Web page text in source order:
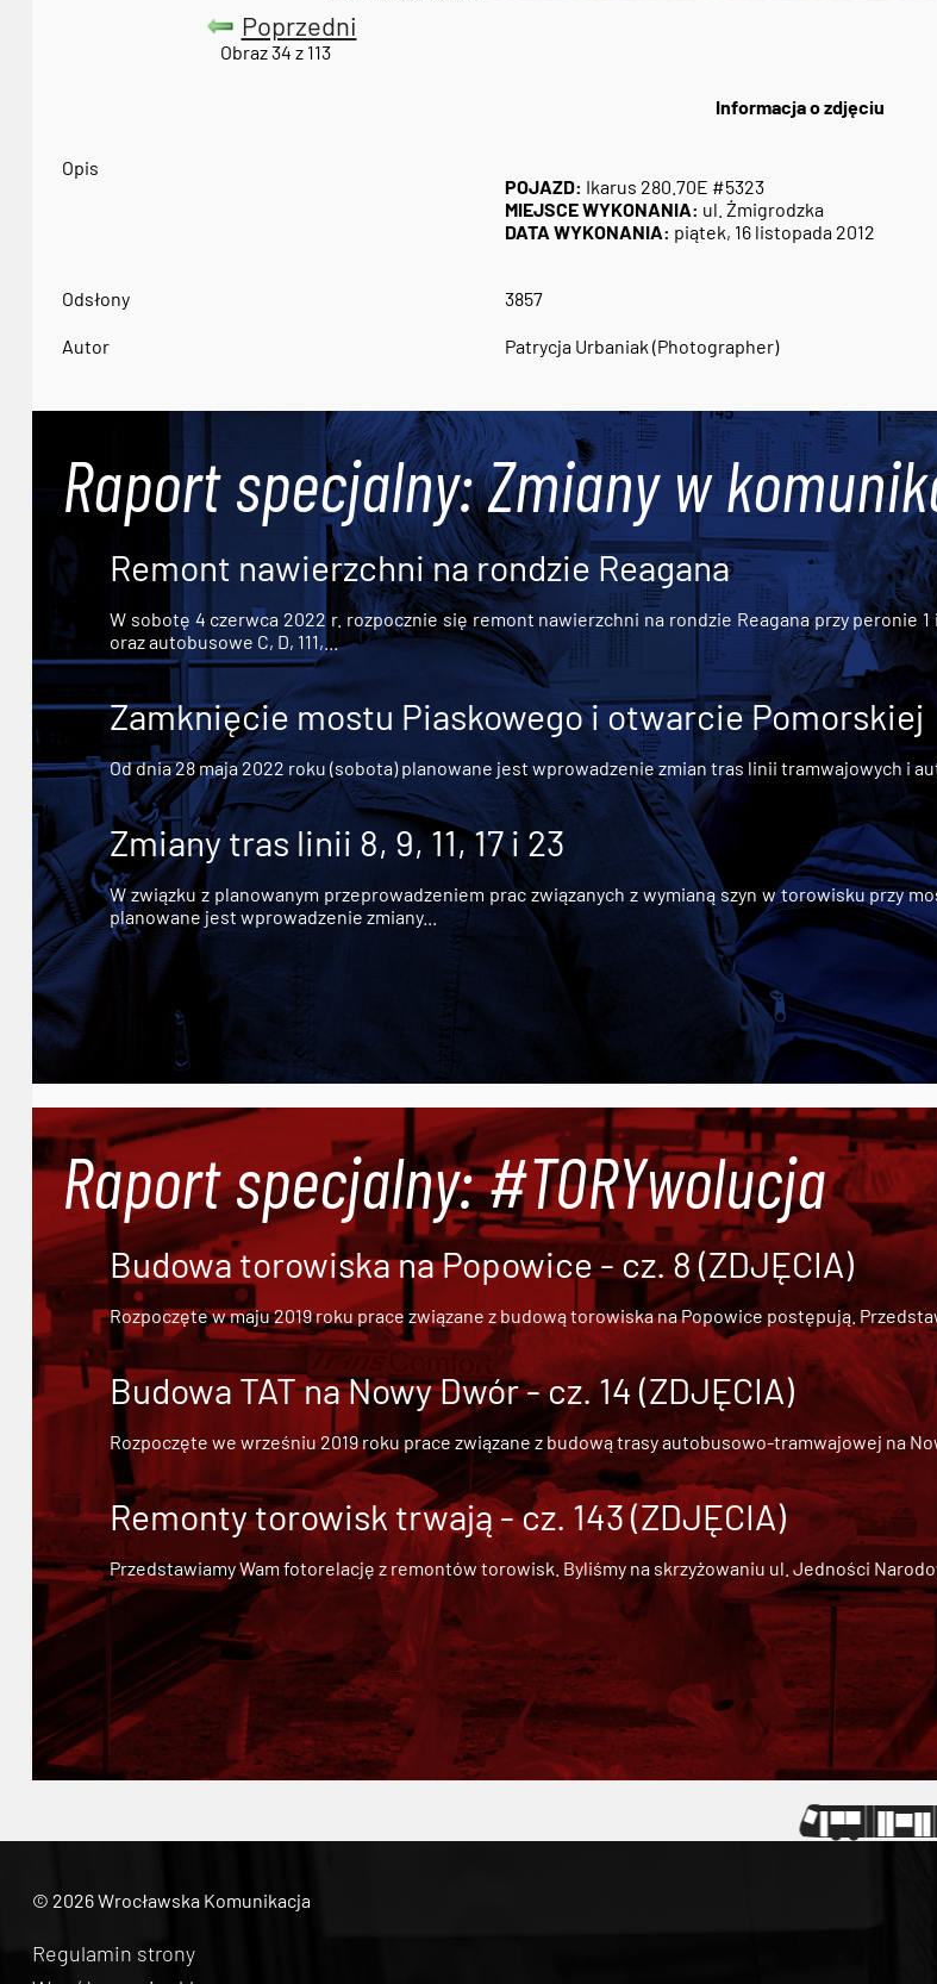
Poprzedni
Obraz 34 z 113
Informacja o zdjęciu
Opis
POJAZD: Ikarus 280.70E #5323
MIEJSCE WYKONANIA: ul. Żmigrodzka
DATA WYKONANIA: piątek, 16 listopada 2012
Odsłony 3857
Autor Patrycja Urbaniak (Photographer)
Raport specjalny: Zmiany w
Remont nawierzchni na rondzie Reagana
W sobotę 4 czerwca 2022 r. rozpocznie się remont nawierzchni na rondzie Reagana przy peronie
oraz autobusowe C, D, 111,...
Zamknięcie mostu Piaskowego i otwarcie Pomorskiej
Od dnia 28 maja 2022 roku (sobota) planowane jest wprowadzenie zmian tras linii tramwajowych i
Zmiany tras linii 8, 9, 11, 17 i 23
W związku z planowanym przeprowadzeniem prac związanych z wymianą szyn w torowisku przy
planowane jest wprowadzenie zmiany...
Raport specjalny: #TORYwolucja
Budowa torowiska na Popowice - cz. 8 (ZDJĘCIA)
Rozpoczęte w maju 2019 roku prace związane z budową torowiska na Popowice postępują.
Budowa TAT na Nowy Dwór - cz. 14 (ZDJĘCIA)
Rozpoczęte we wrześniu 2019 roku prace związane zbudową trasy autobusowo-tramwajowej na
Remonty torowisk trwają - cz. 143 (ZDJĘCIA)
Przedstawiamy Wam fotorelację z remontów torowisk. Byliśmy na skrzyżowaniu ul. Jedności
© 2026 Wrocławska Komunikacja
Regulamin strony